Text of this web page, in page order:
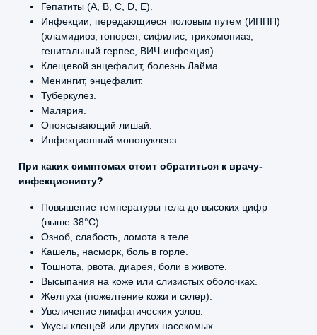
Гепатиты (А, В, С, D, E).
Инфекции, передающиеся половым путем (ИППП)
(хламидиоз, гонорея, сифилис, трихомониаз,
генитальный герпес, ВИЧ-инфекция).
Клещевой энцефалит, болезнь Лайма.
Менингит, энцефалит.
Туберкулез.
Малярия.
Опоясывающий лишай.
Инфекционный мононуклеоз.
При каких симптомах стоит обратиться к врачу-
инфекционисту?
Повышение температуры тела до высоких цифр
(выше 38°C).
Озноб, слабость, ломота в теле.
Кашель, насморк, боль в горле.
Тошнота, рвота, диарея, боли в животе.
Высыпания на коже или слизистых оболочках.
Желтуха (пожелтение кожи и склер).
Увеличение лимфатических узлов.
Укусы клещей или других насекомых.